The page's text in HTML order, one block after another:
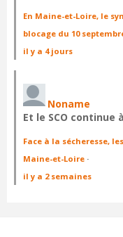
En Maine-et-Loire, le
blocage du 10
il y a 4 jours
Noname
Et le SCO continue
Face à la sécheresse,
Maine-et-Loire ·
il y a 2 semaines